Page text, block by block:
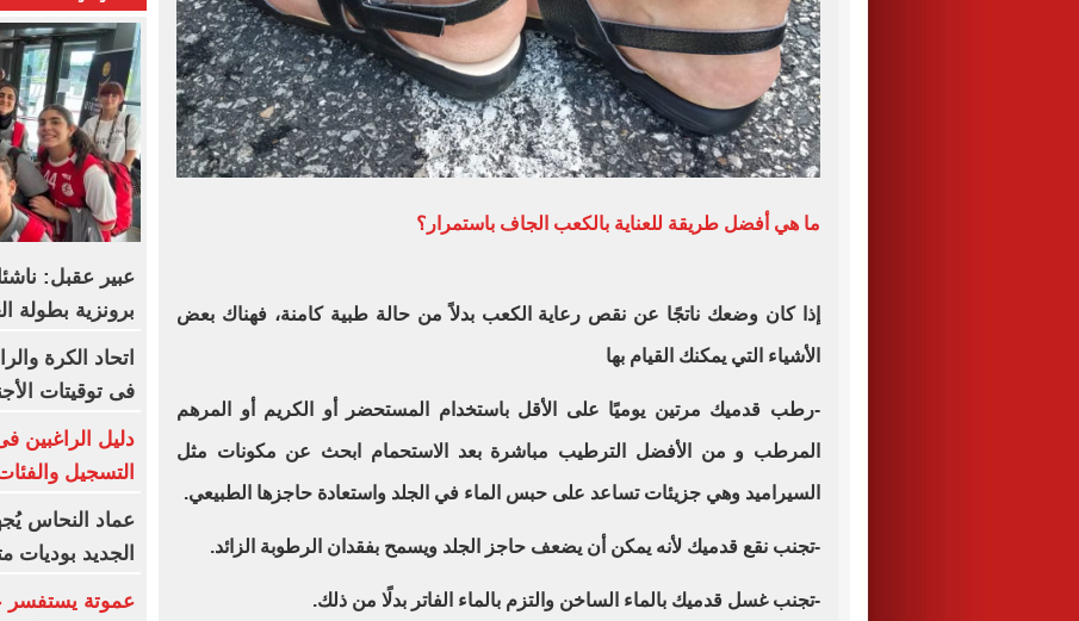
ما هي أفضل طريقة للعناية بالكعب الجاف باستمرار؟
إذا كان وضعك ناتجًا عن نقص رعاية الكعب بدلاً من حالة طبية كامنة، فهناك بعض
الأشياء التي يمكنك القيام بها
-رطب قدميك مرتين يوميًا على الأقل باستخدام المستحضر أو ​​الكريم أو المرهم
المرطب و من الأفضل الترطيب مباشرة بعد الاستحمام ابحث عن مكونات مثل
السيراميد وهي جزيئات تساعد على حبس الماء في الجلد واستعادة حاجزها الطبيعي.
-تجنب نقع قدميك لأنه يمكن أن يضعف حاجز الجلد ويسمح بفقدان الرطوبة الزائد.
-تجنب غسل قدميك بالماء الساخن والتزم بالماء الفاتر بدلًا من ذلك.
عبير عقبل:
برونزية بطولة
اتحاد الكرة
فى توقيتات
دليل الراغبين
التسجيل
عماد النحاس
الجديد
عموتة يستفسر